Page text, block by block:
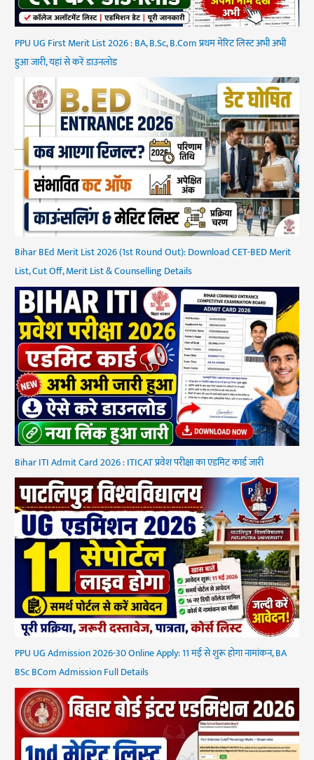
PPU UG First Merit List 2026 : BA, B.Sc, B.Com प्रथम मेरिट लिस्ट अभी अभी
हुआ जारी, यहां से करें डाउनलोड
Bihar BEd Merit List 2026 (1st Round Out): Download CET-BED Merit
List, Cut Off, Merit List & Counselling Details
Bihar ITI Admit Card 2026 : ITICAT प्रवेश परीक्षा का एडमिट कार्ड जारी
PPU UG Admission 2026-30 Online Apply: 11 मई से शुरू होगा नामांकन, BA
BSc BCom Admission Full Details